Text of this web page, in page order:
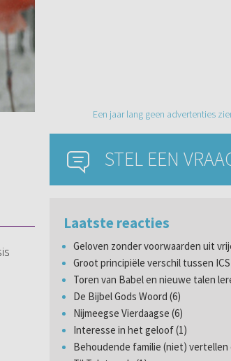
Een jaar lang geen advertenties
STEL EEN
Laatste reacties
Geloven zonder voorwaarden uit
Groot principiële verschil tussen
Toren van Babel en nieuwe talen
De Bijbel Gods Woord (6)
Nijmeegse Vierdaagse (6)
Interesse in het geloof (1)
Behoudende familie (niet) vertellen